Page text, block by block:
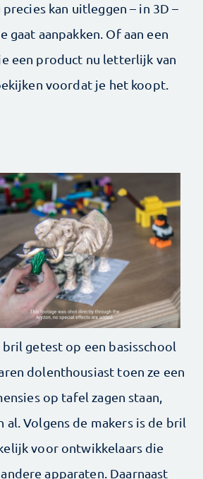
kan uitleggen – in 3D –
gaat aanpakken. Of aan een
een product nu letterlijk van
voordat je het koopt.
getest op een basisschool
dolenthousiast toen ze een
op tafel zagen staan,
Volgens de makers is de bril
voor ontwikkelaars die
apparaten. Daarnaast